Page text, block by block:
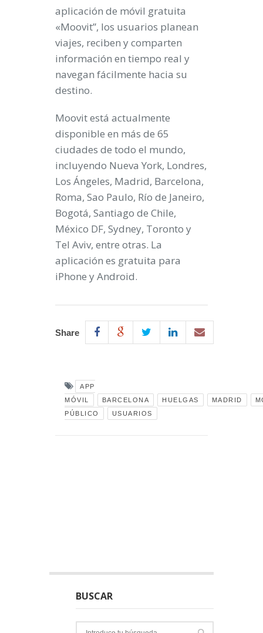
aplicación de móvil gratuita
«Moovit”, los usuarios planean
viajes, reciben y comparten
información en tiempo real y
navegan fácilmente hacia su
destino.
Moovit está actualmente
disponible en más de 65
ciudades de todo el mundo,
incluyendo Nueva York, Londres,
Los Ángeles, Madrid, Barcelona,
Roma, Sao Paulo, Río de Janeiro,
Bogotá, Santiago de Chile,
México DF, Sydney, Toronto y
Tel Aviv, entre otras. La
aplicación es gratuita para
iPhone y Android.
Share
APP
MÓVIL
BARCELONA HUELGAS MADRID
PÚBLICO
USUARIOS
BUSCAR